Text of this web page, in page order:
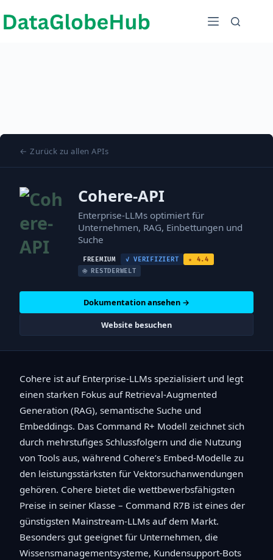
Inhalt
springen
← Zurück zu allen APIs
Cohere-API
Enterprise-LLMs optimiert für
Unternehmen, RAG, Einbettungen und
Suche
FREEMIUM ✓ VERIFIZIERT
★ 4.4
🌐 RESTDERWELT
Dokumentation ansehen →
Website besuchen
Cohere ist auf Enterprise-LLMs spezialisiert und legt
einen starken Fokus auf Retrieval-Augmented
Generation (RAG), semantische Suche und
Embeddings. Das Command R+ Modell zeichnet sich
durch mehrstufiges Schlussfolgern und die Nutzung
von Tools aus, während Cohere’s Embed-Modelle zu
den leistungsstärksten für Vektorsuchanwendungen
gehören. Cohere bietet die wettbewerbsfähigsten
Preise in seiner Klasse – Command R7B ist eines der
günstigsten Mainstream-LLMs auf dem Markt.
Besonders gut geeignet für Unternehmen, die
Wissensmanagementsysteme, Kundensupport-Bots